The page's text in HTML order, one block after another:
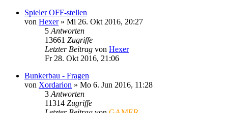
Spieler OFF-stellen
von Hexer» Mi 26. Okt 2016, 20:27
5 Antworten
13661 Zugriffe
Letzter Beitrag von Hexer
Fr 28. Okt 2016, 21:06
Bunkerbau - Fragen
von Xordarion » Mo 6. Jun 2016, 11:28
3 Antworten
11314 Zugriffe